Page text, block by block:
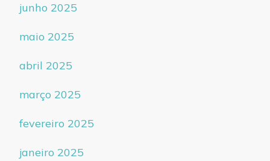
junho 2025
maio 2025
abril 2025
março 2025
fevereiro 2025
janeiro 2025